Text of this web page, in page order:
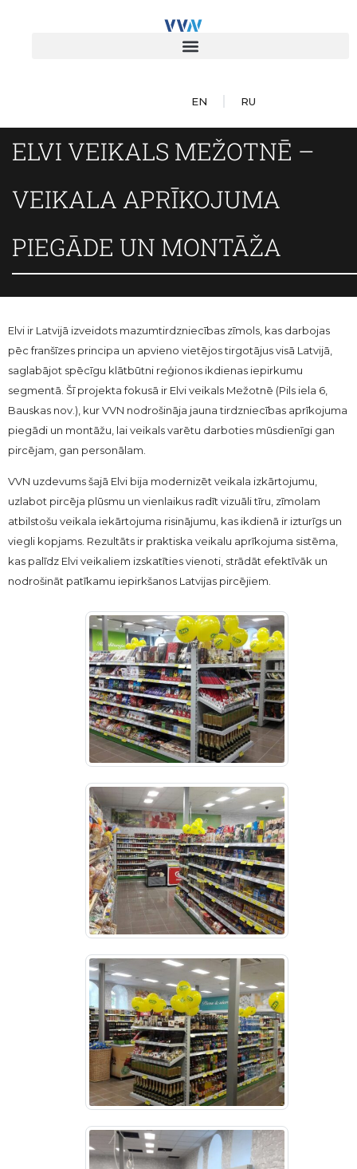
EN RU
ELVI VEIKALS MEŽOTNĒ –
VEIKALA APRĪKOJUMA
PIEGĀDE UN MONTĀŽA
Elvi ir Latvijā izveidots mazumtirdzniecības zīmols, kas darbojas
pēc franšīzes principa un apvieno vietējos tirgotājus visā Latvijā,
saglabājot spēcīgu klātbūtni reģionos ikdienas iepirkumu
segmentā. Šī projekta fokusā ir Elvi veikals Mežotnē (Pils iela 6,
Bauskas nov.), kur VVN nodrošināja jauna tirdzniecības aprīkojuma
piegādi un montāžu, lai veikals varētu darboties mūsdienīgi gan
pircējam, gan personālam.
VVN uzdevums šajā Elvi bija modernizēt veikala izkārtojumu,
uzlabot pircēja plūsmu un vienlaikus radīt vizuāli tīru, zīmolam
atbilstošu veikala iekārtojuma risinājumu, kas ikdienā ir izturīgs un
viegli kopjams. Rezultāts ir praktiska veikalu aprīkojuma sistēma,
kas palīdz Elvi veikaliem izskatīties vienoti, strādāt efektīvāk un
nodrošināt patīkamu iepirkšanos Latvijas pircējiem.